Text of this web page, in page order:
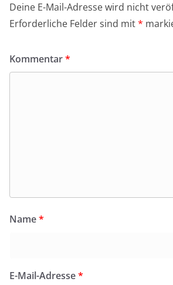
Deine E-Mail-Adresse wird nicht
Erforderliche Felder sind mit*
Kommentar*
Name*
E-Mail-Adresse*